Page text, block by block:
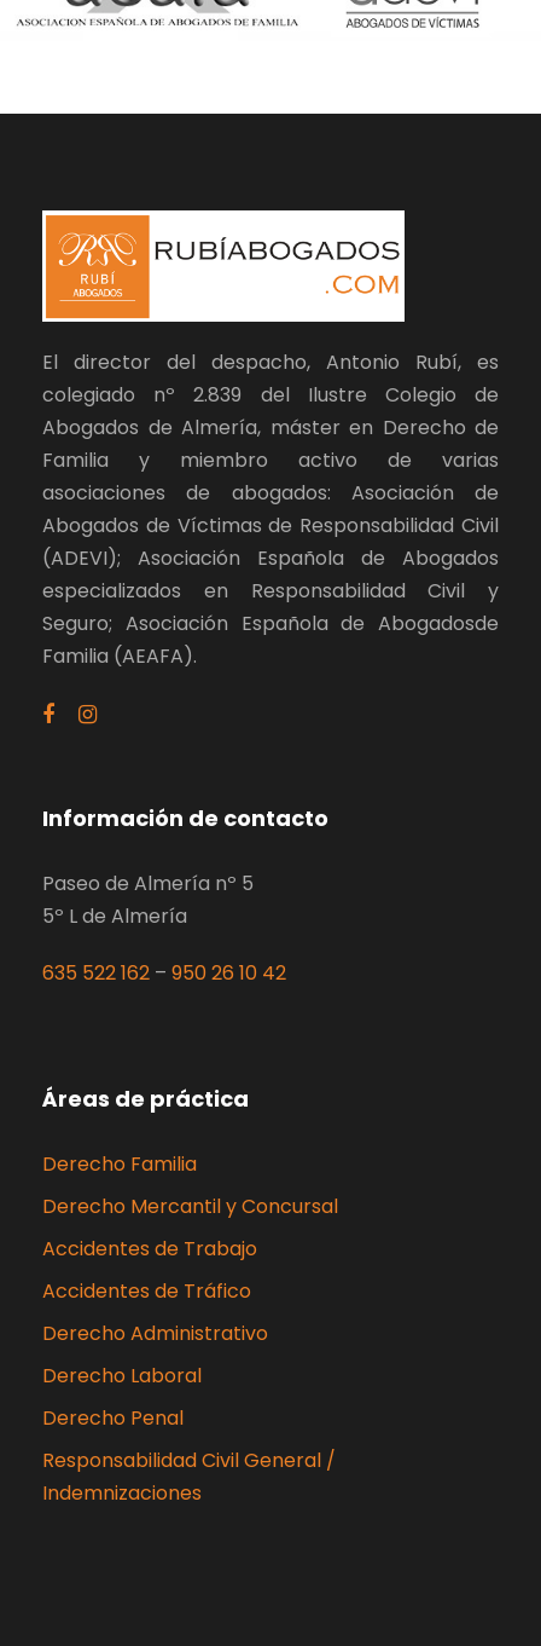
El director del despacho, Antonio Rubí, es
colegiado nº 2.839 del Ilustre Colegio de
Abogados de Almería, máster en Derecho de
Familia y miembro activo de varias
asociaciones de abogados: Asociación de
Abogados de Víctimas de Responsabilidad Civil
(ADEVI); Asociación Española de Abogados
especializados en Responsabilidad Civil y
Seguro; Asociación Española de Abogadosde
Familia (AEAFA).
Información de contacto
Paseo de Almería nº 5
5º L de Almería
635 522 162 – 950 26 10 42
Áreas de práctica
Derecho Familia
Derecho Mercantil y Concursal
Accidentes de Trabajo
Accidentes de Tráfico
Derecho Administrativo
Derecho Laboral
Derecho Penal
Responsabilidad Civil General /
Indemnizaciones